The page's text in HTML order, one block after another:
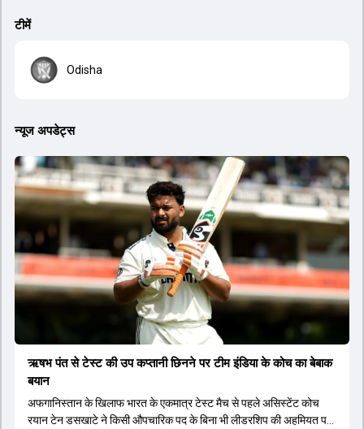
टीमें
Odisha
न्यूज अपडेट्स
ऋषभ पंत से टेस्ट की उप कप्तानी छिनने पर टीम इंडिया के कोच का बेबाक
बयान
अफगानिस्तान के खिलाफ भारत के एकमात्र टेस्ट मैच से पहले असिस्टेंट कोच
रयान टेन डसखाटे ने किसी औपचारिक पद के बिना भी लीडरशिप की अहमियत पर